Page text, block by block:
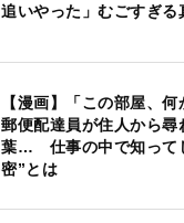
追いやった」むごすぎる
【漫画】「この部屋、何
郵便配達員が住人から尋
葉… 仕事の中で知って
密”とは